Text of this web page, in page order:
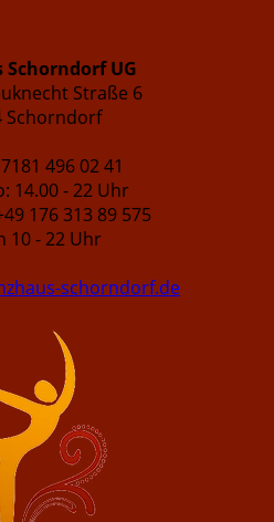
Schorndorf UG
Straße 6
Schorndorf
496 02 41
14.00 - 22 Uhr
176 313 89 575
10 - 22 Uhr
schorndorf.de